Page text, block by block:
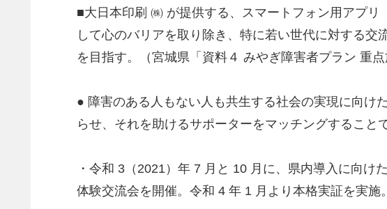
■大日本印刷 ㈱ が提供する、スマートフォン用アプ
して心のバリアを取り除き、特に若い世代に対する
を目指す。（宮城県「資料４ みやぎ障害者プラン 重点
● 障害のある人もない人も共生する社会の実現に向け
らせ、それを助けるサポーターをマッチングすること
・令和 3（2021）年 7 月と 10 月に、県内導入に向
体験交流会を開催。令和 4 年 1 月より本格実証を実施。